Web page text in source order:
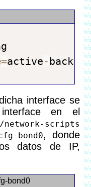
=active-backup
en el
scripts
bond0, donde
datos de IP,